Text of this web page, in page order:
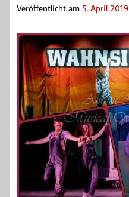
Veröffentlicht am 5. April 2019